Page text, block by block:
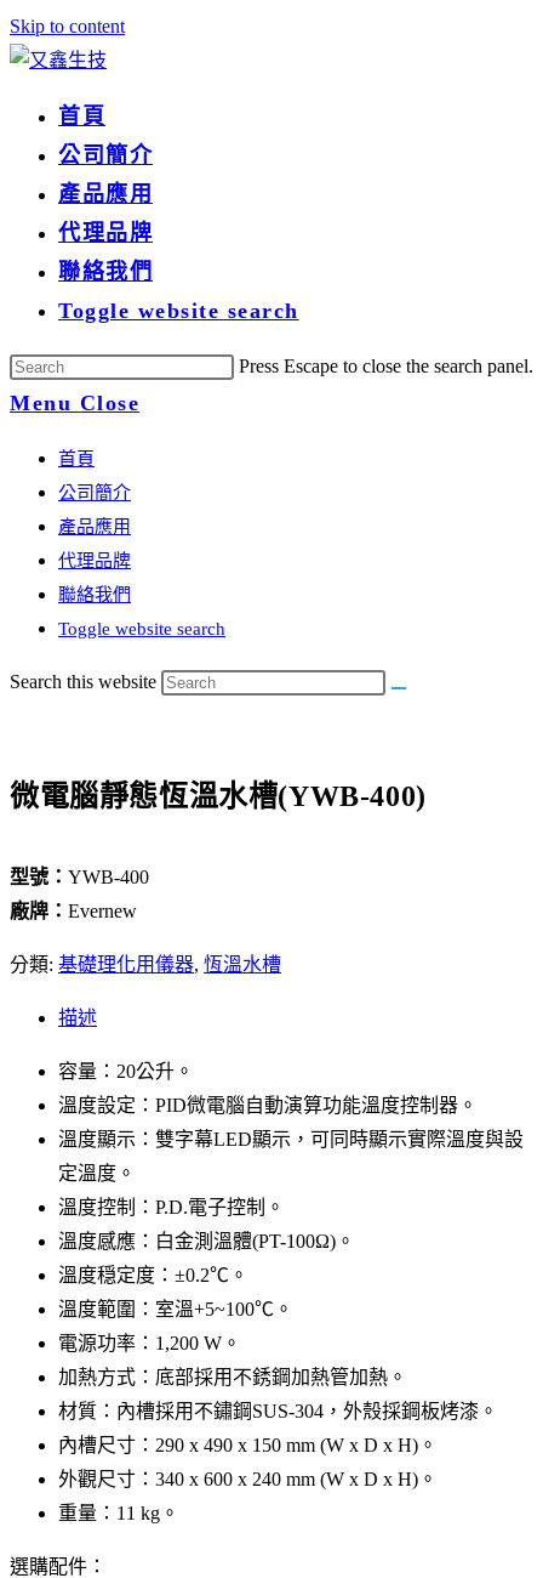
Skip to content
首頁
公司簡介
產品應用
代理品牌
聯絡我們
Toggle website search
Press Escape to close the search panel.
Menu Close
首頁
公司簡介
產品應用
代理品牌
聯絡我們
Toggle website search
Search this website
微電腦靜態恆溫水槽(YWB-400)
型號： YWB-400
廠牌： Evernew
分類: 基礎理化用儀器, 恆溫水槽
描述
容量：20公升。
溫度設定：PID微電腦自動演算功能溫度控制器。
溫度顯示：雙字幕LED顯示，可同時顯示實際溫度與設
定溫度。
溫度控制：P.D.電子控制。
溫度感應：白金測溫體(PT-100Ω)。
溫度穏定度：±0.2℃。
溫度範圍：室溫+5~100℃。
電源功率：1,200 W。
加熱方式：底部採用不銹鋼加熱管加熱。
材質：內槽採用不鏽鋼SUS-304，外殼採鋼板烤漆。
內槽尺寸：290 x 490 x 150 mm (W x D x H)。
外觀尺寸：340 x 600 x 240 mm (W x D x H)。
重量：11 kg。
選購配件：